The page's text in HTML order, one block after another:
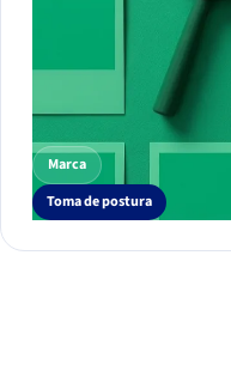
Marca
Toma de postura